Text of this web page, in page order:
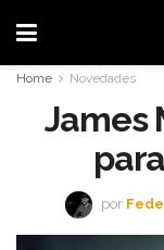
Home Novedades
James
por